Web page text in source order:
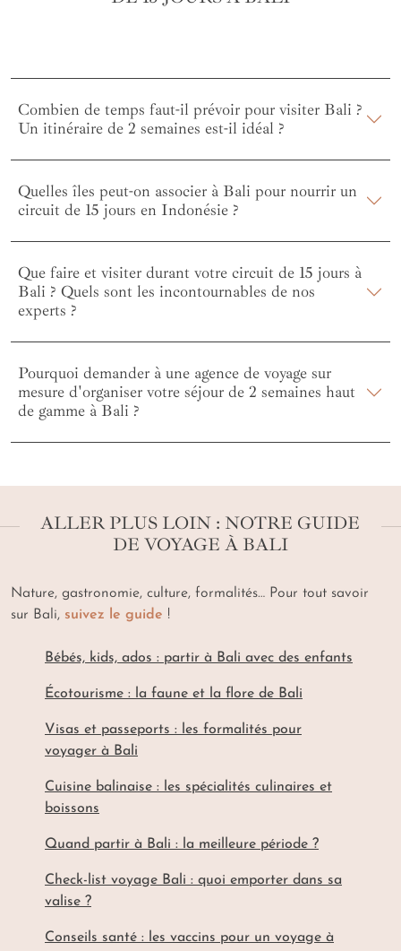
Combien de temps faut-il prévoir pour visiter Bali ?
Un itinéraire de 2 semaines est-il idéal ?
Quelles îles peut-on associer à Bali pour nourrir un
circuit de 15 jours en Indonésie ?
Que faire et visiter durant votre circuit de 15 jours à
Bali ? Quels sont les incontournables de nos
experts ?
Pourquoi demander à une agence de voyage sur
mesure d'organiser votre séjour de 2 semaines haut
de gamme à Bali ?
ALLER PLUS LOIN : NOTRE GUIDE
DE VOYAGE À BALI
Nature, gastronomie, culture, formalités… Pour tout savoir
sur Bali, suivez le guide !
Bébés, kids, ados : partir à Bali avec des enfants
Écotourisme : la faune et la flore de Bali
Visas et passeports : les formalités pour
voyager à Bali
Cuisine balinaise : les spécialités culinaires et
boissons
Quand partir à Bali : la meilleure période ?
Check-list voyage Bali : quoi emporter dans sa
valise ?
Conseils santé : les vaccins pour un voyage à